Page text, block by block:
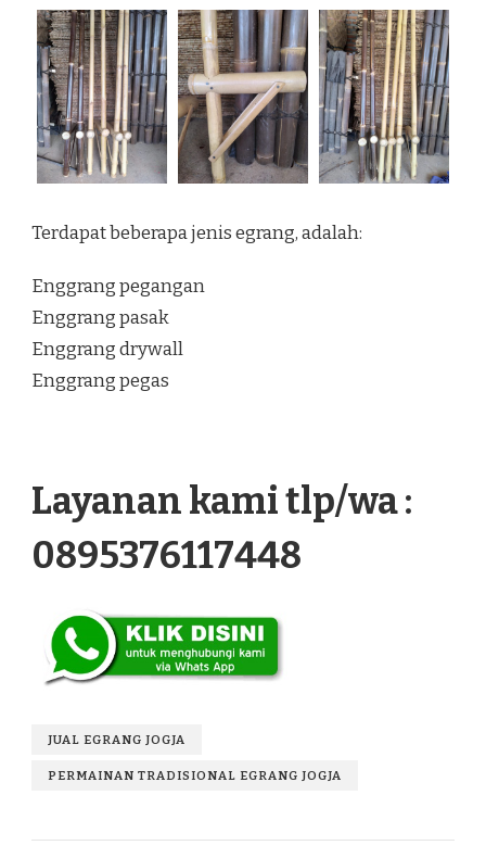
Terdapat beberapa jenis egrang, adalah:
Enggrang pegangan
Enggrang pasak
Enggrang drywall
Enggrang pegas
Layanan kami tlp/wa :
0895376117448
JUAL EGRANG JOGJA
PERMAINAN TRADISIONAL EGRANG JOGJA